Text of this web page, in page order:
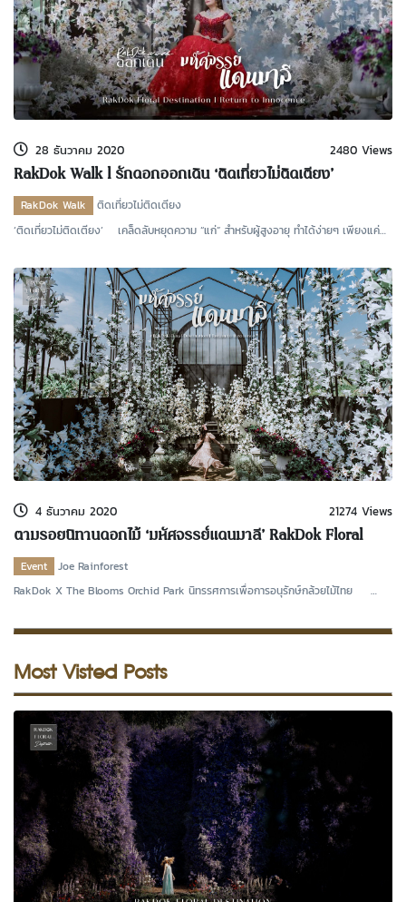
28 ธันวาคม 2020 2480 Views
RakDok Walk l รักดอกออกเดิน ‘ติดเที่ยวไม่ติดเตียง’
RakDok Walk
ติดเที่ยวไม่ติดเตียง
‘ติดเที่ยวไม่ติดเตียง’ เคล็ดลับหยุดความ “แก่” สำหรับผู้สูงอายุ ทำได้ง่ายๆ เพียงแค่
4 ธันวาคม 2020 21274 Views
ตามรอยนิทานดอกไม้ ‘มหัศจรรย์แดนมาลี’ RakDok Floral
Destination : Return to Innocence
Event
Joe Rainforest
RakDok X The Blooms Orchid Park นิทรรศการเพื่อการอนุรักษ์กล้วยไม้ไทย
Most Visted Posts